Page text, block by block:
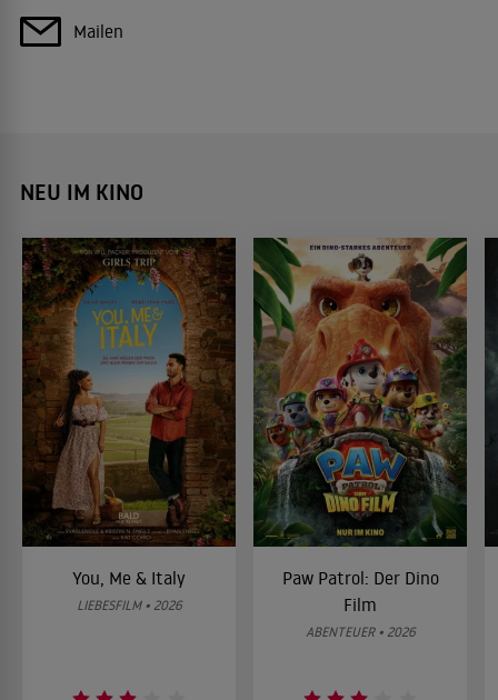
Mailen
NEU IM KINO
You, Me & Italy
LIEBESFILM • 2026
Paw Patrol: Der Dino
Film
ABENTEUER • 2026